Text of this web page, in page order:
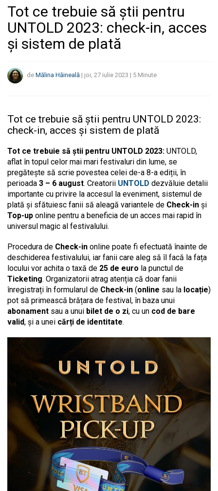
Tot ce trebuie să știi pentru
UNTOLD 2023: check-in, acces
și sistem de plată
de Mălina Hăineală | joi, 27 iulie 2023 | 5 Minute
Tot ce trebuie să știi pentru UNTOLD 2023:
check-in, acces și sistem de plată
Tot ce trebuie să știi pentru UNTOLD 2023: UNTOLD,
aflat în topul celor mai mari festivaluri din lume, se
pregătește să scrie povestea celei de-a 8-a ediții, în
perioada 3 – 6 august. Creatorii UNTOLD dezvăluie detalii
importante cu privire la accesul la eveniment, sistemul de
plată și sfătuiesc fanii să aleagă variantele de Check-in și
Top-up online pentru a beneficia de un acces mai rapid în
universul magic al festivalului.
Procedura de Check-in online poate fi efectuată înainte de
deschiderea festivalului, iar fanii care aleg să îl facă la fața
locului vor achita o taxă de 25 de euro la punctul de
Ticketing. Organizatorii atrag atenția că doar fanii
înregistrați în formularul de Check-in (online sau la locație)
pot să primească brățara de festival, în baza unui
abonament sau a unui bilet de o zi, cu un cod de bare
valid, și a unei cărți de identitate.